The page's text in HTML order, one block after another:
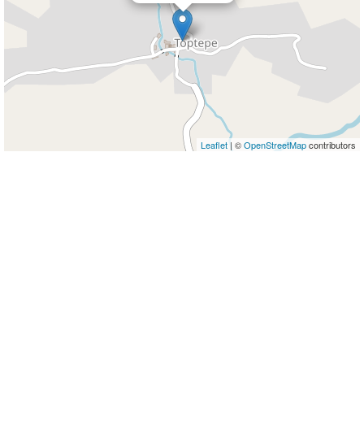
Leaflet | ©OpenStreetMapcontributors